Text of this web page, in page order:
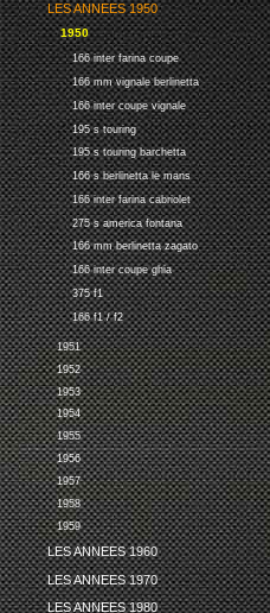
LES ANNEES 1950
1950
166 inter farina coupe
166 mm vignale berlinetta
166 inter coupe vignale
195 s touring
195 s touring barchetta
166 s berlinetta le mans
166 inter farina cabriolet
275 s america fontana
166 mm berlinetta zagato
166 inter coupe ghia
375 f1
166 f1 / f2
1951
1952
1953
1954
1955
1956
1957
1958
1959
LES ANNEES 1960
LES ANNEES 1970
LES ANNEES 1980